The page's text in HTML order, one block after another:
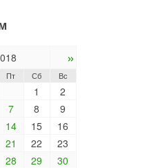
»
Пт Сб Вс
1
2
7 8
9
14 15
16
21 22
23
28 29
30